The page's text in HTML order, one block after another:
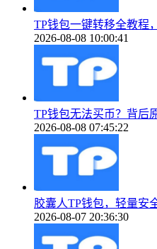
TP钱包一键转移全教程
2026-08-08 10:00:41
TP钱包无法买币？背后
2026-08-08 07:45:22
胶囊人TP钱包，轻量安
2026-08-07 20:36:30